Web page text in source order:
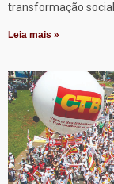
transformação
Leia mais »